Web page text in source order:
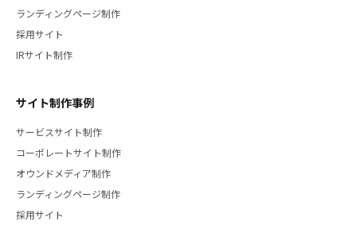
ランディングページ制作
採用サイト
IRサイト制作
サイト制作事例
サービスサイト制作
コーポレートサイト制作
オウンドメディア制作
ランディングページ制作
採用サイト